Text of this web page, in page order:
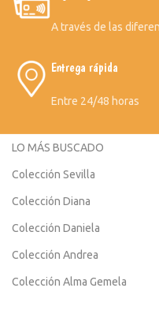
A través de las
Entrega rápida
Entre 24/48 horas
LO MÁS BUSCADO
Colección Sevilla
Colección Diana
Colección Daniela
Colección Andrea
Colección Alma Gemela